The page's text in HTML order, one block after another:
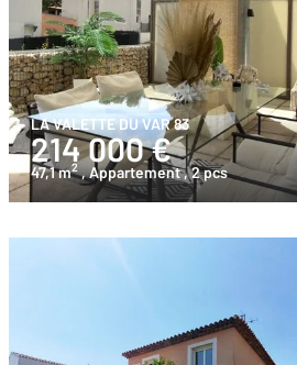
LA VALETTE DU VAR 83
214 000 €
47,1 m2 , Appartement, 2 pcs